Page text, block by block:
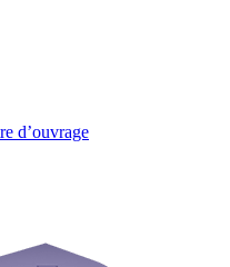
d’ouvrage